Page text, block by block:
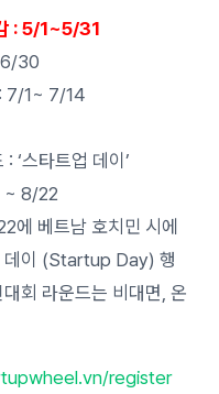
: 5/1~5/31
6/30
7/1~ 7/14
‘스타트업 데이’
~ 8/22
베트남 호치민 시에
데이 (Startup Day) 행
회 라운드는 비대면, 온
register